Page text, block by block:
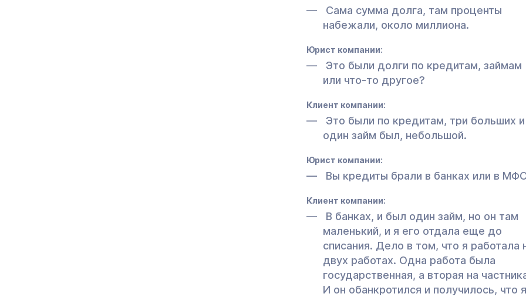
Сама сумма долга, там проценты
набежали, около миллиона.
Юрист компании:
Это были долги по кредитам, займам
или что-то другое?
Клиент компании:
Это были по кредитам, три больших и
один займ был, небольшой.
Юрист компании:
Вы кредиты брали в банках или в
Клиент компании:
В банках, и был один займ, но он там
маленький, и я его отдала еще до
списания. Дело в том, что я работала
двух работах. Одна работа была
государственная, а вторая на
И он обанкротился и получилось, что я